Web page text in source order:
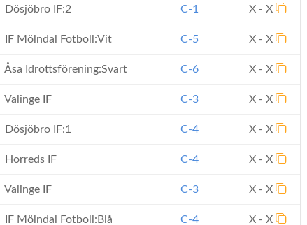
Dösjöbro IF:2 C-1 X - X
IF Mölndal Fotboll:Vit C-5 X - X
Åsa Idrottsförening:Svart C-6 X - X
Valinge IF C-3 X - X
Dösjöbro IF:1 C-4 X - X
Horreds IF C-4 X - X
Valinge IF C-3 X - X
IF Mölndal Fotboll:Blå C-4 X - X